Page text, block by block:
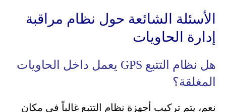
الأسئلة الشائعة حول نظام مراقبة
إدارة الحاويات
هل نظام التتبع GPS يعمل داخل الحاويات
المغلقة؟
نعم، يتم تركيب أجهزة نظام التتبع غالباً في مكان